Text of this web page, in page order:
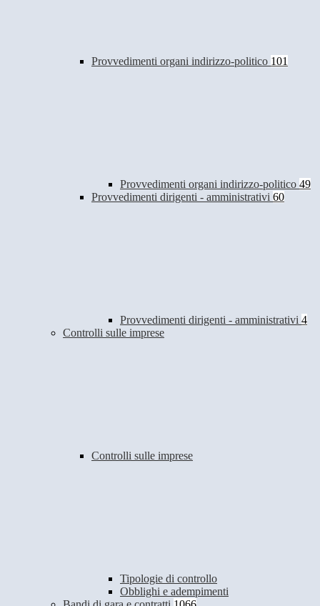
Provvedimenti organi indirizzo-politico 101
Provvedimenti organi indirizzo-politico 49
Provvedimenti dirigenti - amministrativi 60
Provvedimenti dirigenti - amministrativi 4
Controlli sulle imprese
Controlli sulle imprese
Tipologie di controllo
Obblighi e adempimenti